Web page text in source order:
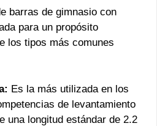
barras de gimnasio con
para un propósito
los tipos más comunes
Es la más utilizada en los
de levantamiento
una longitud estándar de 2.2